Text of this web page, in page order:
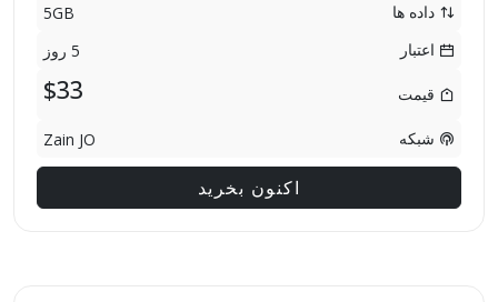
داده ها
5GB
اعتبار
5 روز
قیمت $33
شبکه Zain JO
اکنون بخرید